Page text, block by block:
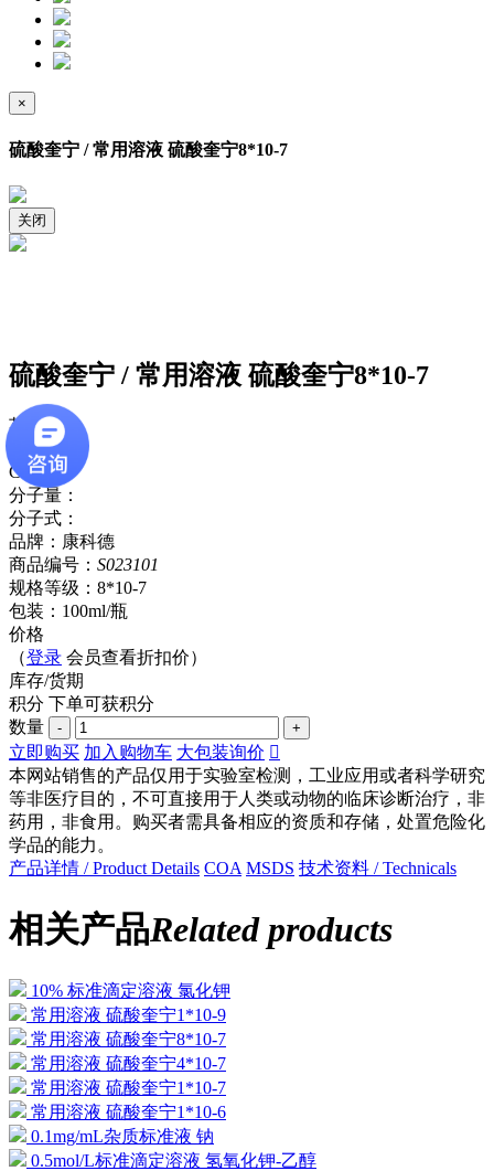
×
硫酸奎宁 / 常用溶液 硫酸奎宁8*10-7
关闭
硫酸奎宁 / 常用溶液 硫酸奎宁8*10-7
英文名：
别名：
CAS号：
分子量：
分子式：
品牌：康科德
商品编号： S023101
规格等级：8*10-7
包装：100ml/瓶
价格
（登录 会员查看折扣价）
库存/货期
积分 下单可获积分
数量
- +
立即购买 加入购物车 大包装询价 
本网站销售的产品仅用于实验室检测，工业应用或者科学研究
等非医疗目的，不可直接用于人类或动物的临床诊断治疗，非
药用，非食用。购买者需具备相应的资质和存储，处置危险化
学品的能力。
产品详情 / Product Details COA MSDS 技术资料 / Technicals
相关产品Related products
10% 标准滴定溶液 氯化钾
常用溶液 硫酸奎宁1*10-9
常用溶液 硫酸奎宁8*10-7
常用溶液 硫酸奎宁4*10-7
常用溶液 硫酸奎宁1*10-7
常用溶液 硫酸奎宁1*10-6
0.1mg/mL杂质标准液 钠
0.5mol/L标准滴定溶液 氢氧化钾-乙醇